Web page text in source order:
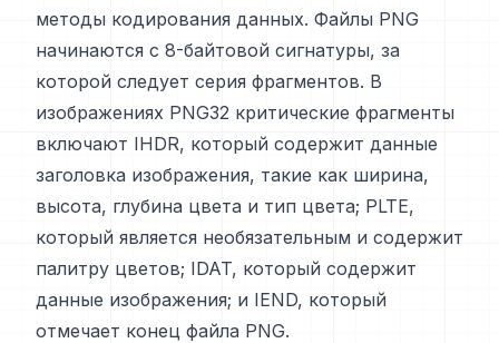
методы кодирования данных. Файлы PNG
начинаются с 8-байтовой сигнатуры, за
которой следует серия фрагментов. В
изображениях PNG32 критические фрагменты
включают IHDR, который содержит данные
заголовка изображения, такие как ширина,
высота, глубина цвета и тип цвета; PLTE,
который является необязательным и содержит
палитру цветов; IDAT, который содержит
данные изображения; и IEND, который
отмечает конец файла PNG.